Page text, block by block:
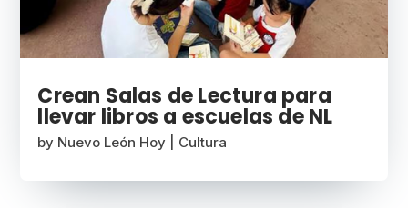
Crean Salas de Lectura para
llevar libros a escuelas de NL
by Nuevo León Hoy Cultura